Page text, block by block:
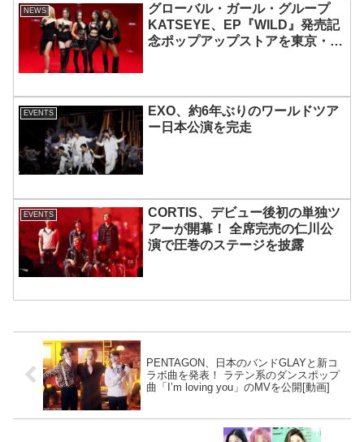
NEWS
グローバル・ガール・グループ
KATSEYE、EP『WILD』発売記
念ポップアップストアを東京・原
EVENTS
EXO、約6年ぶりのワールドツア
ー日本公演を完走
EVENTS
CORTIS、デビュー後初の単独ツ
アーが開幕！ 全席完売の仁川公
演で圧巻のステージを披露
PENTAGON、日本のバンドGLAYと新コ
ラボ曲を発表！ ラテン系のダンスポップ
曲「I’m loving you」のMVを公開[動画]